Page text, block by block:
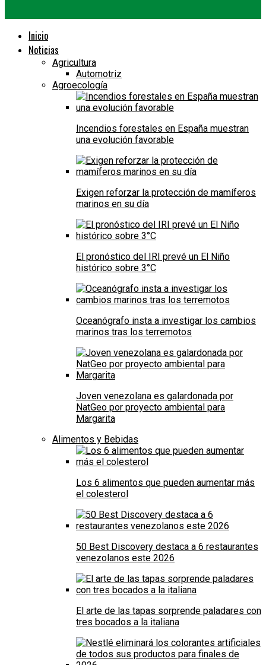
Inicio
Noticias
Agricultura
Automotriz
Agroecología
Incendios forestales en España muestran
una evolución favorable
Exigen reforzar la protección de mamíferos
marinos en su día
El pronóstico del IRI prevé un El Niño
histórico sobre 3°C
Oceanógrafo insta a investigar los cambios
marinos tras los terremotos
Joven venezolana es galardonada por
NatGeo por proyecto ambiental para
Margarita
Alimentos y Bebidas
Los 6 alimentos que pueden aumentar más
el colesterol
50 Best Discovery destaca a 6 restaurantes
venezolanos este 2026
El arte de las tapas sorprende paladares con
tres bocados a la italiana